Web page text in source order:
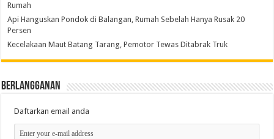
Rumah
Api Hanguskan Pondok di Balangan, Rumah Sebelah Hanya Rusak 20
Persen
Kecelakaan Maut Batang Tarang, Pemotor Tewas Ditabrak Truk
Berlangganan
Daftarkan email anda